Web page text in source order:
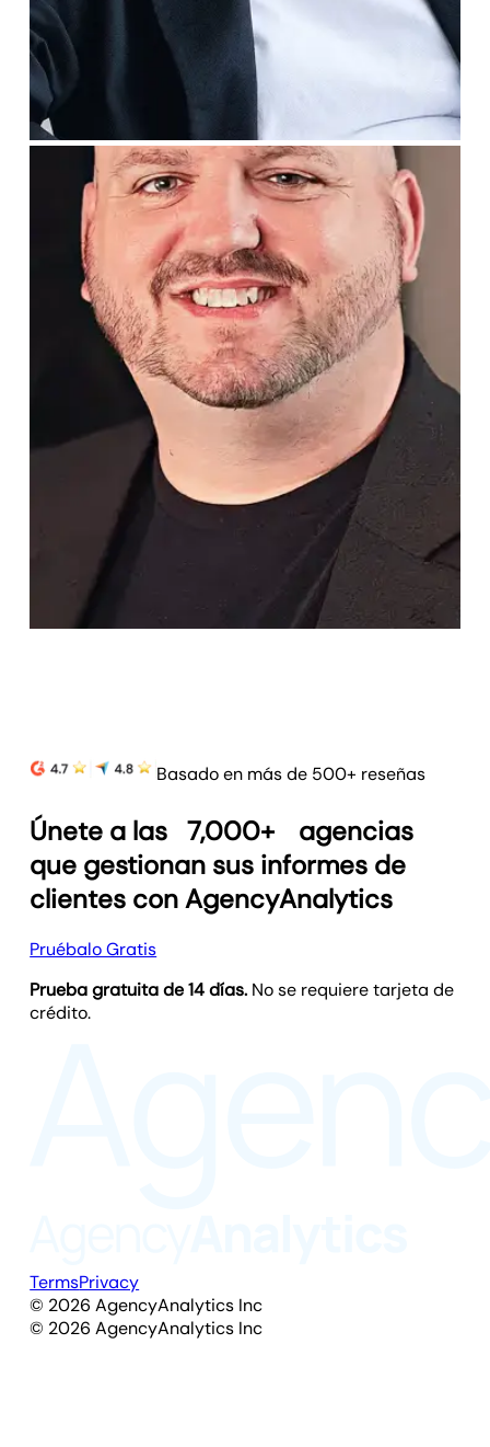
Basado en más de 500+ reseñas
Únete a las 7,000+
agencias
que gestionan sus informes de
clientes con AgencyAnalytics
Pruébalo Gratis
Prueba gratuita de 14 días. No se requiere tarjeta de
crédito.
TermsPrivacy
© 2026 AgencyAnalytics Inc
© 2026 AgencyAnalytics Inc